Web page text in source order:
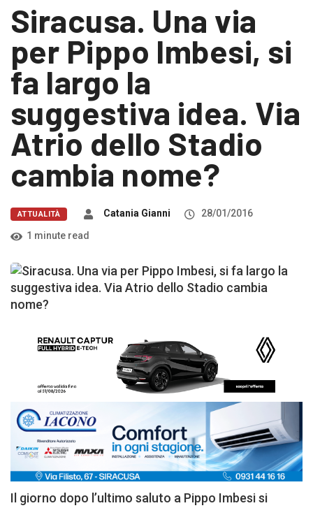
Siracusa. Una via
per Pippo Imbesi, si
fa largo la
suggestiva idea. Via
Atrio dello Stadio
cambia nome?
ATTUALITÀ Catania Gianni
28/01/2016
1 minute read
Il giorno dopo l’ultimo saluto a Pippo Imbesi si